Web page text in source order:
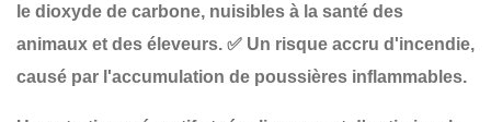
le dioxyde de carbone, nuisibles à la santé des
animaux et des éleveurs. ✅ Un risque accru d'incendie,
causé par l'accumulation de poussières inflammables.